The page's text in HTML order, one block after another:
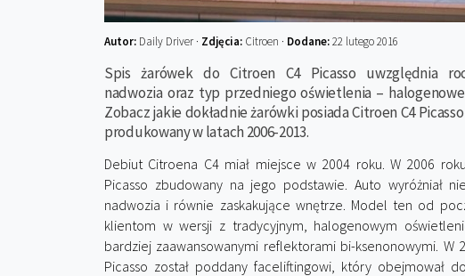
Autor: Daily Driver · Zdjęcia: Citroen · Dodane:22 lutego 2016
Spis żarówek do Citroen C4 Picasso uwzględnia
nadwozia oraz typ przedniego oświetlenia –
Zobacz jakie dokładnie żarówki posiada Citroen C4
produkowany w latach 2006-2013.
Debiut Citroena C4 miał miejsce w 2004 roku. W 2006
Picasso zbudowany na jego podstawie. Auto wyróżniał
nadwozia i równie zaskakujące wnętrze. Model ten od
klientom w wersji z tradycyjnym, halogenowym
bardziej zaawansowanymi reflektorami bi-ksenonowymi. W
Picasso został poddany faceliftingowi, który obejmował